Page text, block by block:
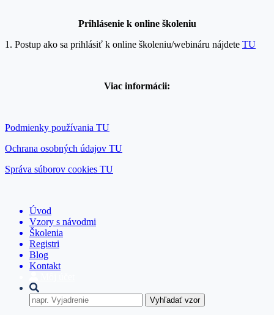
Prihlásenie k online školeniu
1. Postup ako sa prihlásiť k online školeniu/webináru nájdete TU
Viac informácii:
Podmienky používania TU
Ochrana osobných údajov TU
Správa súborov cookies TU
Úvod
Vzory s návodmi
Školenia
Registri
Blog
Kontakt
Vyhľadať vzor